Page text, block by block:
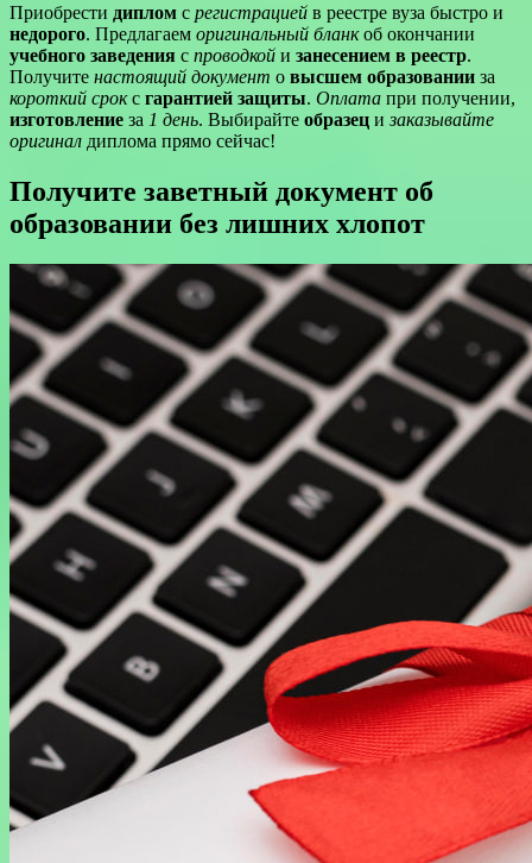
Приобрести диплом с регистрацией в реестре вуза быстро и
недорого. Предлагаем оригинальный бланкоб окончании
учебного заведения с проводкой и занесением в реестр.
Получите настоящий документ о высшем образовании за
короткий срокс гарантией защиты. Оплата при получении,
изготовление за 1 день. Выбирайте образец и заказывайте
оригинал диплома прямо сейчас!
Получите заветный документ об
образовании без лишних хлопот